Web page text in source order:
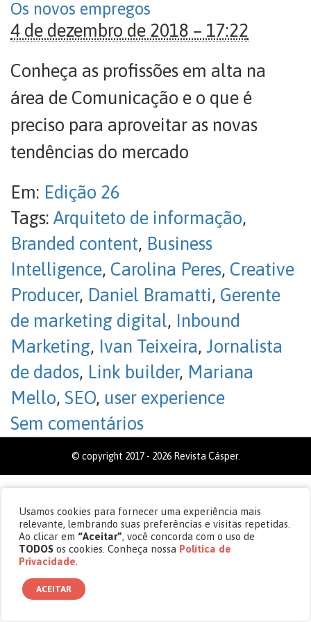
Os novos empregos
4 de dezembro de 2018 – 17:22
Conheça as profissões em alta na
área de Comunicação e o que é
preciso para aproveitar as novas
tendências do mercado
Em: Edição 26
Tags: Arquiteto de informação,
Branded content, Business
Intelligence, Carolina Peres, Creative
Producer, Daniel Bramatti, Gerente
de marketing digital, Inbound
Marketing, Ivan Teixeira, Jornalista
de dados, Link builder, Mariana
Mello, SEO, user experience
Sem comentários
© copyright 2017 - 2026 Revista Cásper.
Usamos cookies para fornecer uma experiência mais
relevante, lembrando suas preferências e visitas repetidas.
Ao clicar em “Aceitar”, você concorda com o uso de
TODOS os cookies. Conheça nossa Política de
Privacidade
ACEITAR